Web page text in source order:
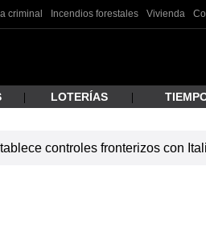
criminal Incendios forestales Vivienda
LOTERÍAS
controles fronterizos con